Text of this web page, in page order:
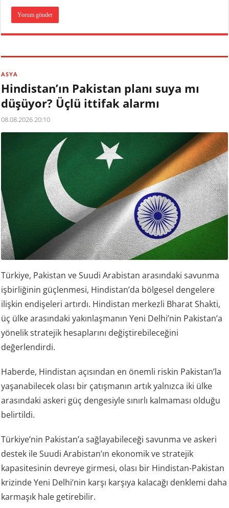
ASYA
Hindistan’ın Pakistan planı suya mı
düşüyor? Üçlü ittifak alarmı
08.08.2026 20:10
Türkiye, Pakistan ve Suudi Arabistan arasındaki savunma
işbirliğinin güçlenmesi, Hindistan’da bölgesel dengelere
ilişkin endişeleri artırdı. Hindistan merkezli Bharat Shakti,
üç ülke arasındaki yakınlaşmanın Yeni Delhi’nin Pakistan’a
yönelik stratejik hesaplarını değiştirebileceğini
değerlendirdi.
Haberde, Hindistan açısından en önemli riskin Pakistan’la
yaşanabilecek olası bir çatışmanın artık yalnızca iki ülke
arasındaki askeri güç dengesiyle sınırlı kalmaması olduğu
belirtildi.
Türkiye’nin Pakistan’a sağlayabileceği savunma ve askeri
destek ile Suudi Arabistan’ın ekonomik ve stratejik
kapasitesinin devreye girmesi, olası bir Hindistan-Pakistan
krizinde Yeni Delhi’nin karşı karşıya kalacağı denklemi daha
karmaşık hale getirebilir.